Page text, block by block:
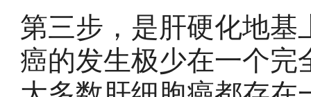
第三步，是肝硬化地
癌的发生极少在一个